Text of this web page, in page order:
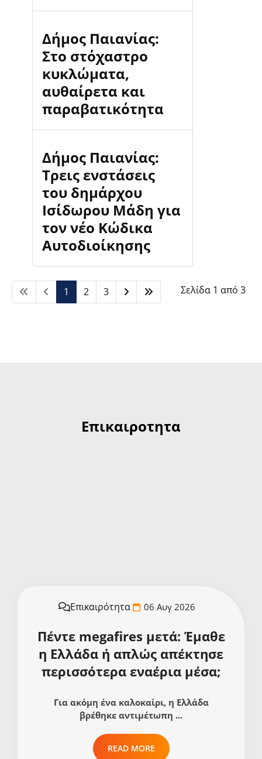
Δήμος Παιανίας:
Στο στόχαστρο
κυκλώματα,
αυθαίρετα και
παραβατικότητα
Δήμος Παιανίας:
Τρεις ενστάσεις
του δημάρχου
Ισίδωρου Μάδη για
τον νέο Κώδικα
Αυτοδιοίκησης
Σελίδα 1 από 3
1 2 3
Επικαιροτητα
Επικαιρότητα 06 Αυγ 2026
Πέντε megafires μετά: Έμαθε
η Ελλάδα ή απλώς απέκτησε
περισσότερα εναέρια μέσα;
Για ακόμη ένα καλοκαίρι, η Ελλάδα
βρέθηκε αντιμέτωπη ...
READ MORE